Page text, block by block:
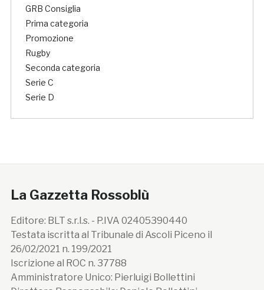
GRB Consiglia
Prima categoria
Promozione
Rugby
Seconda categoria
Serie C
Serie D
La Gazzetta Rossoblù
Editore: BLT s.r.l.s. - P.IVA 02405390440
Testata iscritta al Tribunale di Ascoli Piceno il
26/02/2021 n. 199/2021
Iscrizione al ROC n. 37788
Amministratore Unico: Pierluigi Bollettini